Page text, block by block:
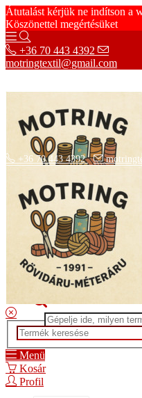
Átutalást kérjük ne indítson a
Köszönettel megértésüket
+36 70 443 4392
motringtextil@gmail.com
Adatvédelmi tájékoztató
ÁSZF
Szállítási információk
+36 70 443 4392
Menü
Kosár
Profil